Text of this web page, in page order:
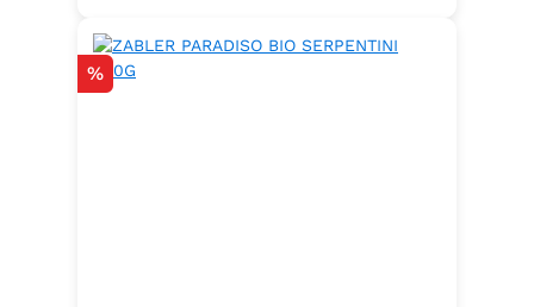
Rabatt
%